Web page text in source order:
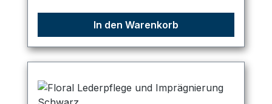
In den Warenkorb